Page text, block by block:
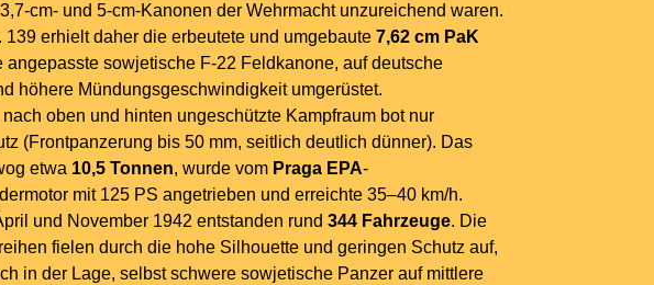
cm- und 5-cm-Kanonen der Wehrmacht unzureichend waren.
139 erhielt daher die erbeutete und umgebaute 7,62 cm PaK
angepasste sowjetische F-22 Feldkanone, auf deutsche
höhere Mündungsgeschwindigkeit umgerüstet.
nach oben und hinten ungeschützte Kampfraum bot nur
(Frontpanzerung bis 50 mm, seitlich deutlich dünner). Das
etwa 10,5 Tonnen, wurde vom Praga EPA-
mit 125 PS angetrieben und erreichte 35–40 km/h.
und November 1942 entstanden rund 344 Fahrzeuge. Die
fielen durch die hohe Silhouette und geringen Schutz auf,
in der Lage, selbst schwere sowjetische Panzer auf mittlere